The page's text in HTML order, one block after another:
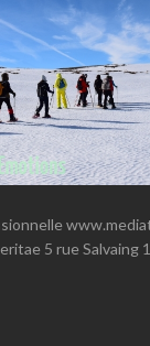
5 rue Salvaing